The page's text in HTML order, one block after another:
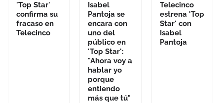
'Top Star'
confirma su
fracaso en
Telecinco
Isabel
Pantoja se
encara con
uno del
público en
'Top Star':
"Ahora voy a
hablar yo
porque
entiendo
más que tú"
Telecinco
estrena 'Top
Star' con
Isabel
Pantoja